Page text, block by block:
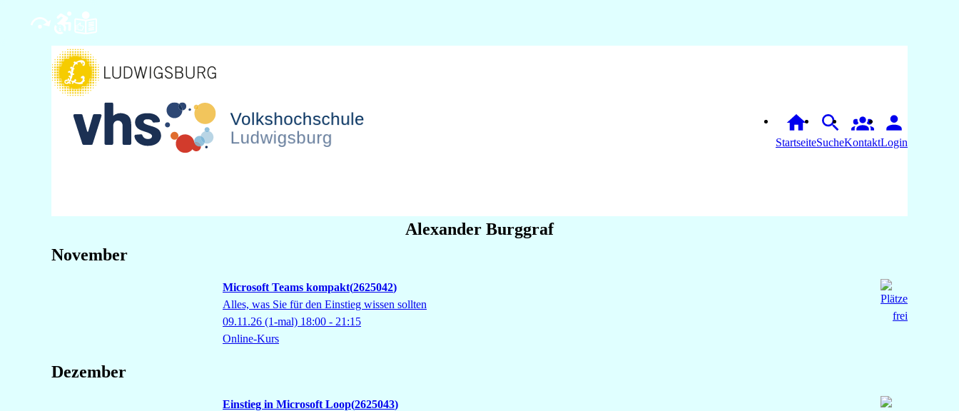
StartseiteSuche Login
Alexander Burggraf
November
Microsoft Teams kompakt 2625042
Alles, was Sie für den Einstieg wissen sollten
09.11.26 (1-mal) 18:00 - 21:15
Online-Kurs
Dezember
Einstieg in Microsoft Loop 2625043